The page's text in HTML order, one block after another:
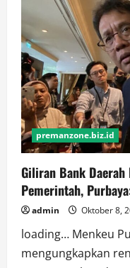
Ekonomi
Jadi
4,8%,
Ada
Peran
Purbaya?
premanzone.biz.id
Giliran Bank Daerah
Pemerintah,
admin Oktober 8,
loading… Menkeu
mengungkapkan